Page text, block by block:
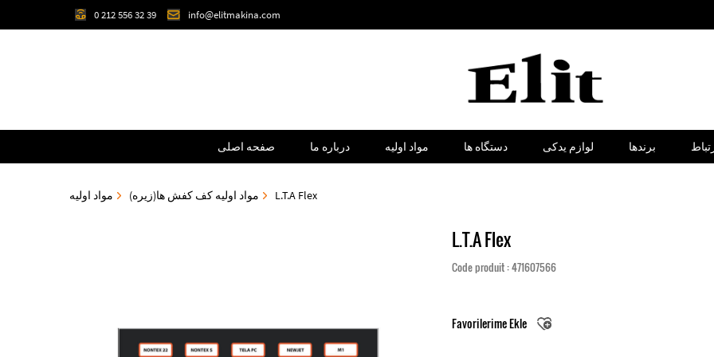
0 212 556 32 39 info@elitmakina.com
صفحه اصلی درباره ما مواد اولیه دستگاه ها لوازم یدکی برندها
مواد اولیه مواد اولیه کف کفش ها(زیره) L.T.A Flex
L.T.A Flex
Code produit : 471607566
Favorilerime Ekle